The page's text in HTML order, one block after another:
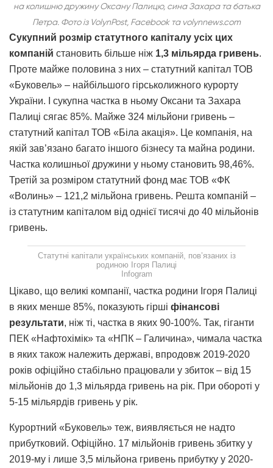
на колишню дружину Оксану Палицю, сина Захара та батька
Петра. Фото із VolynPost, Facebook та volynnews.com
Сукупний розмір статутного капіталу усіх цих
компаній становить більше ніж 1,3 мільярда гривень.
Проте майже половина з них – статутний капітал ТОВ
«Буковель» – найбільшого гірськолижного курорту
України. І сукупна частка в ньому Оксани та Захара
Палиці сягає 85%. Майже 324 мільйони гривень –
статутний капітал ТОВ «Біла акація». Це компанія, на
якій зав’язано багато іншого бізнесу та майна родини.
Частка колишньої дружини у ньому становить 98,46%.
Третій за розміром статутний фонд має ТОВ «ФК
«Волинь» – 121,2 мільйона гривень. Решта компаній –
із статутним капіталом від однієї тисячі до 40 мільйонів
гривень.
Статутні капітали українських компаній, пов’язаних із
родиною Ігоря Палиці
Infogram
Цікаво, що великі компанії, частка родини Ігоря Палиці
в яких менше 85%, показують гірші фінансові
результати, ніж ті, частка в яких 90-100%. Так, гіганти
ПЕК «Нафтохімік» та «НПК – Галичина», чимала частка
в яких також належить державі, впродовж 2019-2020
років офіційно стабільно працювали у збиток – від 15
мільйонів до 1,3 мільярда гривень на рік. При обороті у
5-15 мільярдів гривень у рік.
Курортний «Буковель» теж, виявляється не надто
прибутковий. Офіційно. 17 мільйонів гривень збитку у
2019-му і лише 3,5 мільйона гривень прибутку у 2020-